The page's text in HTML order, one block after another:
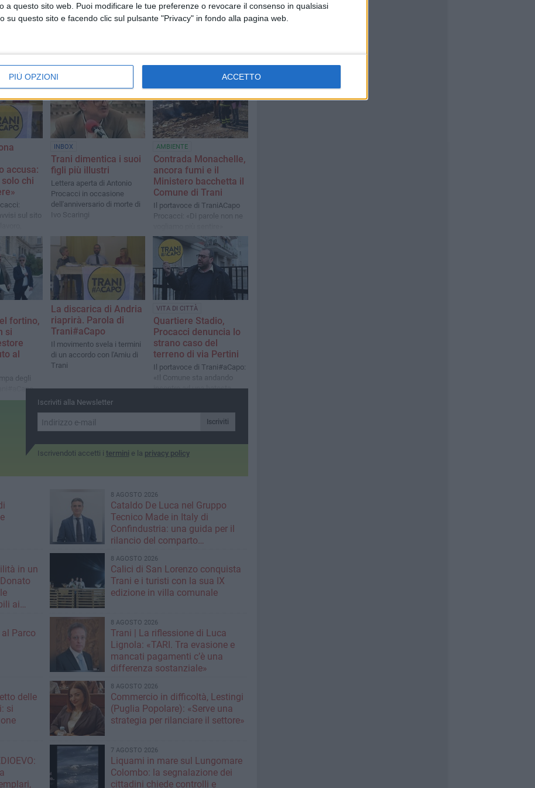
a questo sito web. Puoi modificare le tue preferenze o revocare il consenso in qualsiasi
su questo sito e facendo clic sul pulsante "Privacy" in fondo alla pagina web.
PIÙ OPZIONI ACCETTO
accusa:
chi
sul sito
INBOX
Trani dimentica i suoi
figli più illustri
Lettera aperta di Antonio
Procacci in occasione
dell'anniversario di morte di
Ivo Scaringi
AMBIENTE
Contrada Monachelle,
ancora fumi e il
Ministero bacchetta il
Comune di Trani
Il portavoce di TraniACapo
Procacci: «Di parole non ne
fortino,
si
al
degli
La discarica di Andria
riaprirà. Parola di
Trani#aCapo
Il movimento svela i termini
di un accordo con l'Amiu di
Trani
VITA DI CITTÀ
Quartiere Stadio,
Procacci denuncia lo
strano caso del
terreno di via Pertini
Il portavoce di Trani#aCapo:
«Il Comune sta andando
incontro ad una batosta
Iscriviti alla Newsletter
Iscriviti
Iscrivendoti accetti i termini e la privacy policy
8 AGOSTO 2026
Cataldo De Luca nel Gruppo
Tecnico Made in Italy di
Confindustria: una guida per il
rilancio del comparto
in un
ai
8 AGOSTO 2026
Calici di San Lorenzo conquista
Trani e i turisti con la sua IX
edizione in villa comunale
Parco
8 AGOSTO 2026
Trani | La riflessione di Luca
Lignola: «TARI. Tra evasione e
mancati pagamenti c’è una
differenza sostanziale»
delle
si
8 AGOSTO 2026
Commercio in difficoltà, Lestingi
(Puglia Popolare): «Serve una
strategia per rilanciare il settore»
7 AGOSTO 2026
Liquami in mare sul Lungomare
Colombo: la segnalazione dei
cittadini chiede controlli e